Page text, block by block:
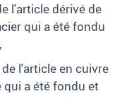
l'article dérivé de
qui a été fondu
,
l'article en cuivre
a été fondu et